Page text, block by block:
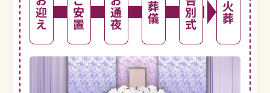
迎
え
安
置
通
夜
葬
儀 別
式
火
葬